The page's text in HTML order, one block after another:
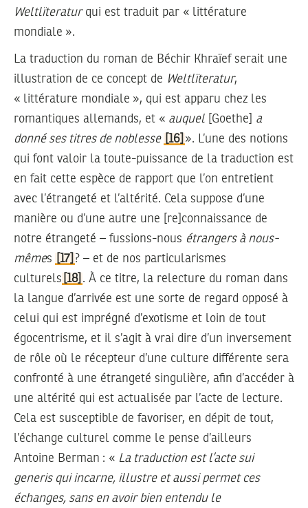
Weltlïteraturqui est traduit par « littérature
mondiale ».
La traduction du roman de Béchir Khraïef serait une
illustration de ce concept de Weltlïteratur,
« littérature mondiale », qui est apparu chez les
romantiques allemands, et « auquel [Goethe] a
donné ses titres de noblesse
[16] ». L’une des notions
qui font valoir la toute-puissance de la traduction est
en fait cette espèce de rapport que l’on entretient
avec l’étrangeté et l’altérité. Cela suppose d’une
manière ou d’une autre une [re]connaissance de
notre étrangeté – fussions-nous étrangers à nous-
mêmes [17] ? – et de nos particularismes
culturels [18] . À ce titre, la relecture du roman dans
la langue d’arrivée est une sorte de regard opposé à
celui qui est imprégné d’exotisme et loin de tout
égocentrisme, et il s’agit à vrai dire d’un inversement
de rôle où le récepteur d’une culture différente sera
confronté à une étrangeté singulière, afin d’accéder à
une altérité qui est actualisée par l’acte de lecture.
Cela est susceptible de favoriser, en dépit de tout,
l’échange culturel comme le pense d’ailleurs
Antoine Berman : « La traduction est l’acte sui
generis qui incarne, illustre et aussi permet ces
échanges, sans en avoir bien entendu le